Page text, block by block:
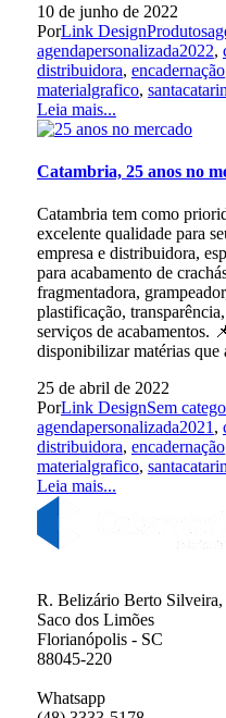
10 de junho de 2022
PorLink DesignProdutos
agendapersonalizada2022,
distribuidora, encadernação
materialgrafico,
Leia mais...
Catambria, 25 anos no
Catambria tem como
excelente qualidade para
empresa e distribuidora,
para acabamento de
fragmentadora,
plastificação,
serviços de acabamentos.
disponibilizar matérias que
25 de abril de 2022
PorLink DesignSem
agendapersonalizada2021,
distribuidora, encadernação
materialgrafico,
Leia mais...
R. Belizário Berto Silveira,
Saco dos Limões
Florianópolis - SC
88045-220
Whatsapp